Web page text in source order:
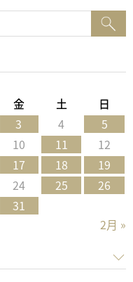
金 土 日
2月 »
3 4
5
10 11
12
17 18
19
24 25
26
31